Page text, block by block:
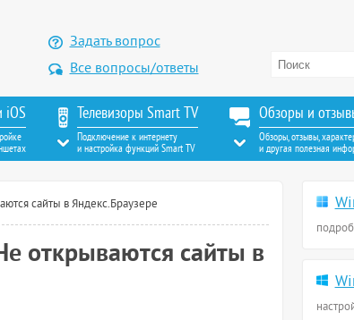
iOS Телевизоры Smart TV
Подключение к интернету
и настройка функций Smart TV
Обзоры и
Обзоры, отзывы,
и другая полезная
Задать вопрос
Все вопросы/ответы
сайты в Яндекс.Браузере
открываются сайты в